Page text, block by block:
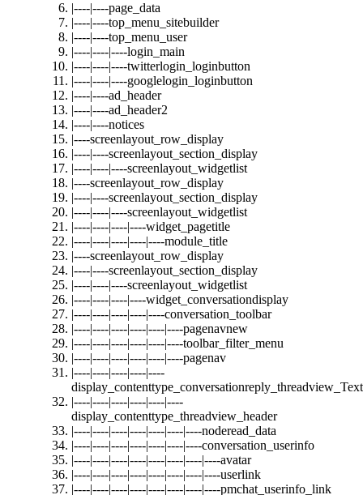
|----|----page_data
|----|----top_menu_sitebuilder
|----|----top_menu_user
|----|----|----login_main
|----|----|----twitterlogin_loginbutton
|----|----|----googlelogin_loginbutton
|----|----ad_header
|----|----ad_header2
|----|----notices
|----screenlayout_row_display
|----|----screenlayout_section_display
|----|----|----screenlayout_widgetlist
|----screenlayout_row_display
|----|----screenlayout_section_display
|----|----|----screenlayout_widgetlist
|----|----|----|----widget_pagetitle
|----|----|----|----|----module_title
|----screenlayout_row_display
|----|----screenlayout_section_display
|----|----|----screenlayout_widgetlist
|----|----|----|----widget_conversationdisplay
|----|----|----|----|----conversation_toolbar
|----|----|----|----|----|----pagenavnew
|----|----|----|----|----|----toolbar_filter_menu
|----|----|----|----|----|----pagenav
|----|----|----|----|----
display_contenttype_conversationreply_threadview_Text
|----|----|----|----|----|----
display_contenttype_threadview_header
|----|----|----|----|----|----|----noderead_data
|----|----|----|----|----|----|----conversation_userinfo
|----|----|----|----|----|----|----|----avatar
|----|----|----|----|----|----|----|----userlink
|----|----|----|----|----|----|----|----pmchat_userinfo_link